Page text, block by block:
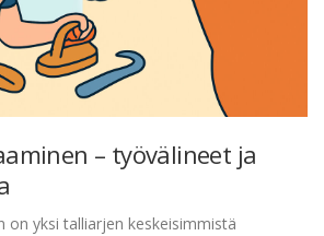
– työvälineet ja
on yksi talliarjen keskeisimmistä